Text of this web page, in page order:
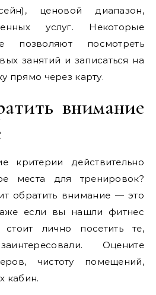
ценовой диапазон,
услуг. Некоторые
позволяют посмотреть
занятий и записаться на
прямо через карту.
внимание
критерии действительно
места для тренировок?
обратить внимание — это
если вы нашли фитнес
лично посетить те,
Оцените
чистоту помещений,
кабин.